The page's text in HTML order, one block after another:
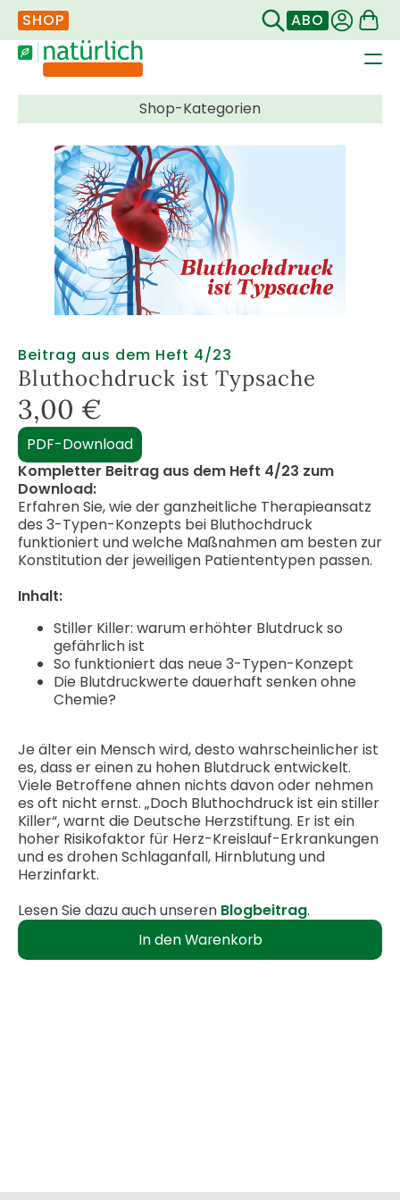
SHOP ABO
Beitrag aus dem Heft 4/23
Bluthochdruck ist Typsache
3,00 €
PDF-Download
Kompletter Beitrag aus dem Heft 4/23 zum
Download:
Erfahren Sie, wie der ganzheitliche Therapieansatz
des 3-Typen-Konzepts bei Bluthochdruck
funktioniert und welche Maßnahmen am besten zur
Konstitution der jeweiligen Patiententypen passen.
Inhalt:
Stiller Killer: warum erhöhter Blutdruck so
gefährlich ist
So funktioniert das neue 3-Typen-Konzept
Die Blutdruckwerte dauerhaft senken ohne
Chemie?
Je älter ein Mensch wird, desto wahrscheinlicher ist
es, dass er einen zu hohen Blutdruck entwickelt.
Viele Betroffene ahnen nichts davon oder nehmen
es oft nicht ernst. „Doch Bluthochdruck ist ein stiller
Killer“, warnt die Deutsche Herzstiftung. Er ist ein
hoher Risikofaktor für Herz-Kreislauf-Erkrankungen
und es drohen Schlaganfall, Hirnblutung und
Herzinfarkt.
Lesen Sie dazu auch unseren Blogbeitrag.